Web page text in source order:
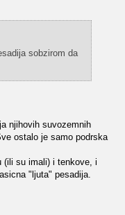
sobzirom da
njihovih suvozemnih
ostalo je samo podrska
(ili su imali) i tenkove, i
"ljuta" pesadija.